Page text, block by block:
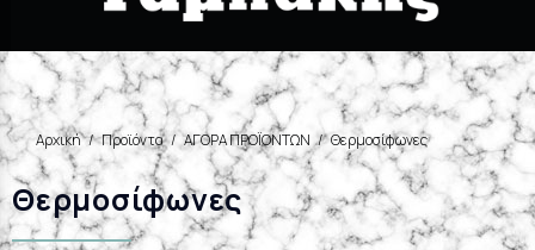
Αρχική Προϊόντα ΑΓΟΡΑ ΠΡΟΪΟΝΤΩΝ Θερμοσίφωνες
Θερμοσίφωνες